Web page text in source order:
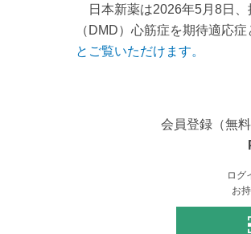
日本新薬は2026年5月8日、
（DMD）心筋症を期待適応
とご覧いただけます。
会員登録（無
ログ
お